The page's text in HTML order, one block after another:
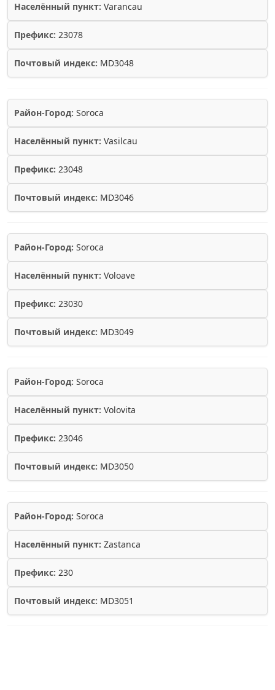
Населённый пункт: Varancau
Префикс: 23078
Почтовый индекс: MD3048
Район-Город: Soroca
Населённый пункт: Vasilcau
Префикс: 23048
Почтовый индекс: MD3046
Район-Город: Soroca
Населённый пункт: Voloave
Префикс: 23030
Почтовый индекс: MD3049
Район-Город: Soroca
Населённый пункт: Volovita
Префикс: 23046
Почтовый индекс: MD3050
Район-Город: Soroca
Населённый пункт: Zastanca
Префикс: 230
Почтовый индекс: MD3051